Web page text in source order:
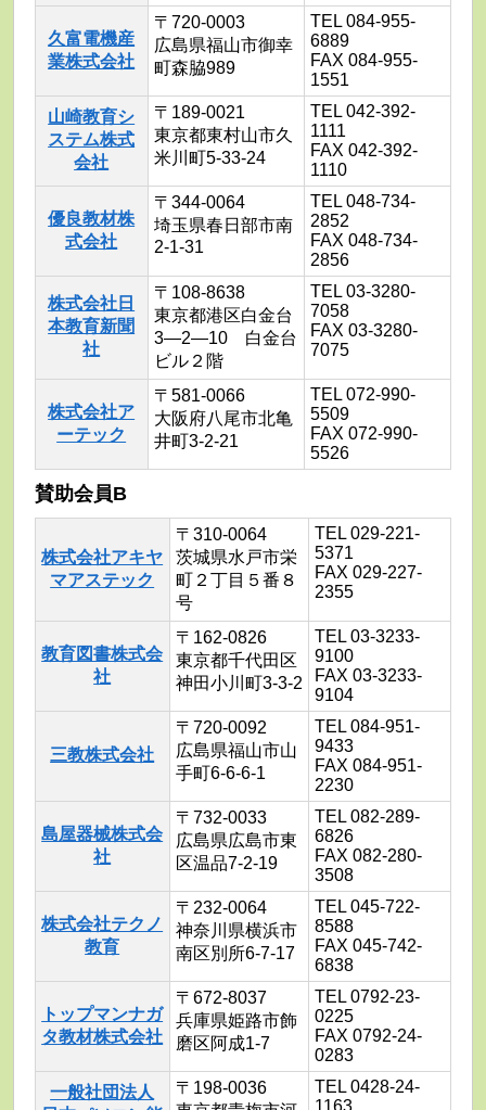
久富電機産
業株式会社
〒720-0003
広島県福山市御幸
町森脇989
TEL 084-955-
6889
FAX 084-955-
1551
山崎教育シ
ステム株式
会社
〒189-0021
東京都東村山市久
米川町5-33-24
TEL 042-392-
1111
FAX 042-392-
1110
優良教材株
式会社
〒344-0064
埼玉県春日部市南
2-1-31
TEL 048-734-
2852
FAX 048-734-
2856
株式会社日
本教育新聞
社
〒108-8638
東京都港区白金台
3―2―10 白金台
ビル２階
TEL 03-3280-
7058
FAX 03-3280-
7075
株式会社ア
ーテック
〒581-0066
大阪府八尾市北亀
井町3-2-21
TEL 072-990-
5509
FAX 072-990-
5526
賛助会員B
株式会社アキヤ
マアステック
〒310-0064
茨城県水戸市栄
町２丁目５番８
号
TEL 029-221-
5371
FAX 029-227-
2355
教育図書株式会
社
〒162-0826
東京都千代田区
神田小川町3-3-2
TEL 03-3233-
9100
FAX 03-3233-
9104
三教株式会社
〒720-0092
広島県福山市山
手町6-6-6-1
TEL 084-951-
9433
FAX 084-951-
2230
島屋器械株式会
社
〒732-0033
広島県広島市東
区温品7-2-19
TEL 082-289-
6826
FAX 082-280-
3508
株式会社テクノ
教育
〒232-0064
神奈川県横浜市
南区別所6-7-17
TEL 045-722-
8588
FAX 045-742-
6838
トップマンナガ
タ教材株式会社
〒672-8037
兵庫県姫路市飾
磨区阿成1-7
TEL 0792-23-
0225
FAX 0792-24-
0283
一般社団法人
〒198-0036
TEL 0428-24-
1163